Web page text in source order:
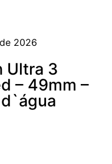
2026
Ultra 3
– 49mm –